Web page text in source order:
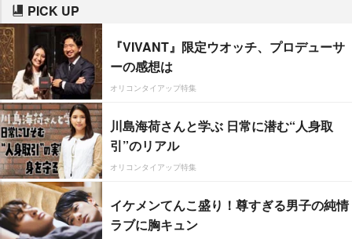
PICK UP
『VIVANT』限定ウオッチ、プロデューサ
ーの感想は
オリコンタイアップ特集
川島海荷さんと学ぶ 日常に潜む“人身取
引”のリアル
オリコンタイアップ特集
イケメンてんこ盛り！尊すぎる男子の純情
ラブに胸キュン